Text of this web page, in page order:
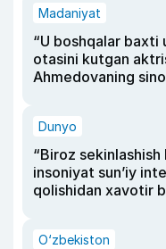
Madaniyat
“U boshqalar baxti
otasini kutgan
Ahmedovaning
Dunyo
“Biroz
insoniyat sun’iy
qolishidan xavotir
O‘zbekiston